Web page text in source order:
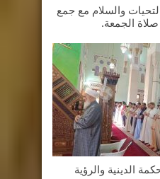
والسلام مع جمع
صلاة الجمعة.
الدينية والرؤية